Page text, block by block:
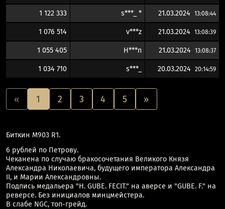
1 122 333 s***_ * 21.03.2024 13:08:44
1 076 514 v***z 21.03.2024 13:08:39
1 055 405 H***n 21.03.2024 13:08:37
1 034 710 s***_ 20.03.2024 20:14:59
« 1 2 3 4 5 »
Биткин М903 R1.
6 рублей по Петрову.
Чеканена по случаю бракосочетания Великого Князя
Александра Николаевича, будущего императора Александра
II, и Марии Александровны.
Подпись медальера "H. GUBE. FECIT." на аверсе и "GUBE. F." на
реверсе. Без инициалов минцмейстера.
В слабе NGC, топ-грейд.